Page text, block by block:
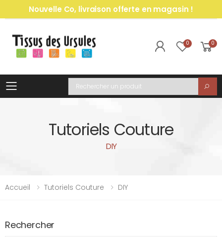
Nouvelle Co, livraison offerte en magasin !
0 0
Toggle mobile menu
Recherche
Tutoriels Couture
DIY
Accueil Tutoriels Couture DIY
Rechercher